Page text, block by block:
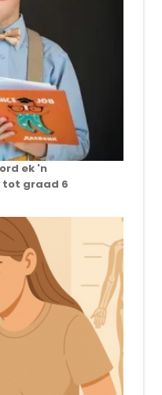
ek 'n
tot graad 6